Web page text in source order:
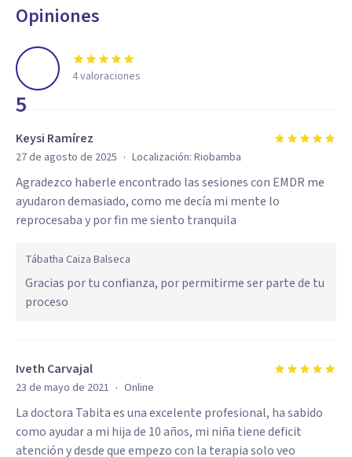
Opiniones
5
4valoraciones
Keysi Ramírez
27 de agosto de 2025 · Localización: Riobamba
Agradezco haberle encontrado las sesiones con EMDR me
ayudaron demasiado, como me decía mi mente lo
reprocesaba y por fin me siento tranquila
Tábatha Caiza Balseca
Gracias por tu confianza, por permitirme ser parte de tu
proceso
Iveth Carvajal
23 de mayo de 2021 · Online
La doctora Tabita es una excelente profesional, ha sabido
como ayudar a mi hija de 10 años, mi niña tiene deficit
atención y desde que empezo con la terapia solo veo